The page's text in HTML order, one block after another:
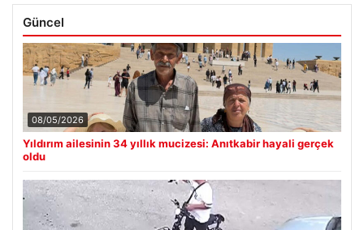
Güncel
08/05/2026
Yıldırım ailesinin 34 yıllık mucizesi: Anıtkabir hayali gerçek
oldu